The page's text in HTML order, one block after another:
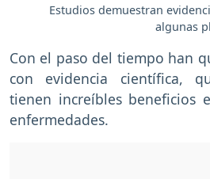
Estudios demuestran
algunas
Con el paso del tiempo han
con evidencia científica,
tienen increíbles beneficios
enfermedades.